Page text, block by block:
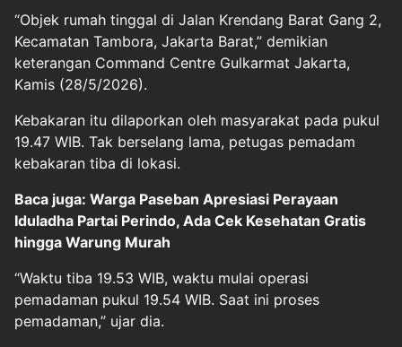
“Objek rumah tinggal di Jalan Krendang Barat Gang 2,
Kecamatan Tambora, Jakarta Barat,” demikian
keterangan Command Centre Gulkarmat Jakarta,
Kamis (28/5/2026).
Kebakaran itu dilaporkan oleh masyarakat pada pukul
19.47 WIB. Tak berselang lama, petugas pemadam
kebakaran tiba di lokasi.
Baca juga: Warga Paseban Apresiasi Perayaan
Iduladha Partai Perindo, Ada Cek Kesehatan Gratis
hingga Warung Murah
“Waktu tiba 19.53 WIB, waktu mulai operasi
pemadaman pukul 19.54 WIB. Saat ini proses
pemadaman,” ujar dia.